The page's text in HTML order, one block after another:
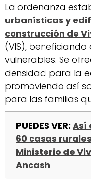
La ordenanza
urbanísticas y
construcción de
(VIS),
vulnerables. Se
densidad para la
promoviendo así
para las familias
PUEDES VER: Así
60 casas
Ministerio de
Ancash